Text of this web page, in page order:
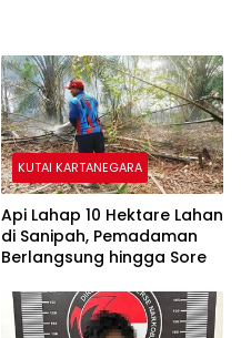
KUTAI KARTANEGARA
Api Lahap 10 Hektare Lahan
di Sanipah, Pemadaman
Berlangsung hingga Sore